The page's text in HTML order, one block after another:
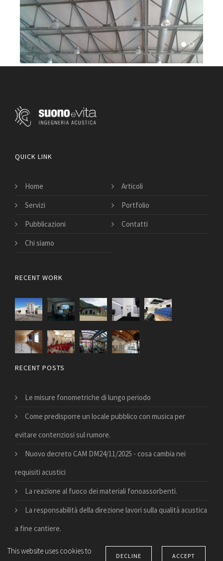
CORREZIONE RISTORANTE SHABÙ - LECCO
ARCHITECTURE | PRIVATE CITIZEN
SUONOEVITA E PUMA PER MAX PEZZALI
TRATTAMENTO ACUSTICO PALESTRA PONTE DELL'OLIO
QUICK LINK
Home
Articoli
Servizi
Portfolio
Pubblicazioni
Contatti
Chi siamo
RECENT WORK
RECENT POSTS
Le misure fonometriche di lungo periodo
Come predisporre un locale pubblico con musica per
evitare contenziosi sul rumore.
Nuovo decreto CAM DM24/11/2025 - cosa cambia nei
requisiti acustici
La reazione al fuoco dei materiali fonoassorbenti.
La responsabilità della direzione lavori sulla qualità acustica
a fine cantiere.
ACCEPT
DECLINE
This website uses cookies to